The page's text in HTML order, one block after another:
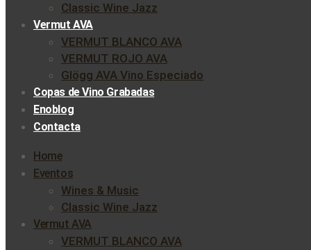
Classic Wine Jazz
Vermut AVA
VERMUT BLANCO AVA
VERMUT ROJO AVA
Glögg AVA Vino Especiado
Copas de Vino Grabadas
Enoblog
Contacta
Home
Eventos
Wines & Music
Classic Wine Jazz
Vermut AVA
VERMUT BLANCO AVA